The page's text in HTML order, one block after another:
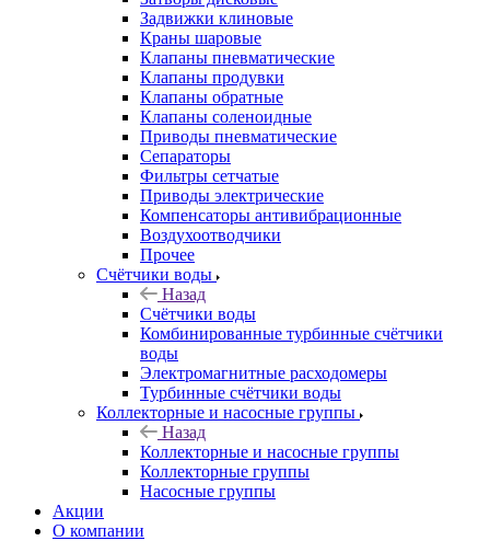
Задвижки клиновые
Краны шаровые
Клапаны пневматические
Клапаны продувки
Клапаны обратные
Клапаны соленоидные
Приводы пневматические
Сепараторы
Фильтры сетчатые
Приводы электрические
Компенсаторы антивибрационные
Воздухоотводчики
Прочее
Счётчики воды
Назад
Счётчики воды
Комбинированные турбинные счётчики
воды
Электромагнитные расходомеры
Турбинные счётчики воды
Коллекторные и насосные группы
Назад
Коллекторные и насосные группы
Коллекторные группы
Насосные группы
Акции
О компании